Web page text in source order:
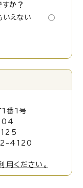
すか？
いえない
番1号
4120
用ください。